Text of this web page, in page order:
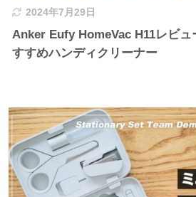
2024年7月29日
Anker Eufy HomeVac H11レビ
すすめハンディクリーナー